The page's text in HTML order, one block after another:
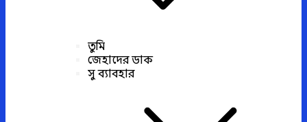
তুমি
জেহাদের ডাক
সু ব্যাবহার